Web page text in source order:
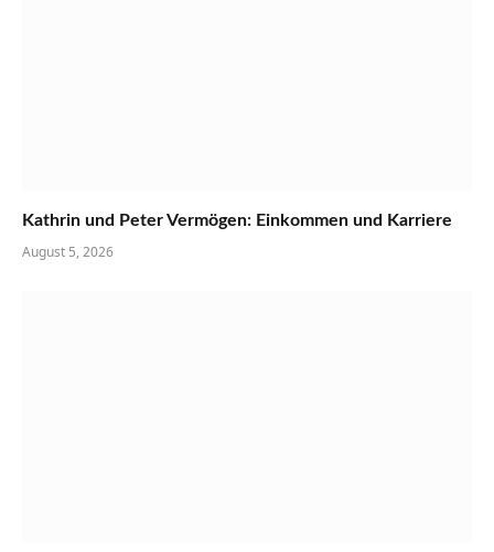
Kathrin und Peter Vermögen: Einkommen und Karriere
August 5, 2026